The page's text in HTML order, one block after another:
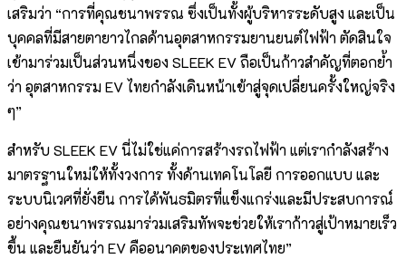
เสริมว่า “การที่คุณชนาพรรณ ซึ่งเป็นทั้งผู้บริหารระดับสูง และเป็น
บุคคลที่มีสายตายาวไกลด้านอุตสาหกรรมยานยนต์ไฟฟ้า ตัดสินใจ
เข้ามาร่วมเป็นส่วนหนึ่งของ SLEEK EV ถือเป็นก้าวสำคัญที่ตอกย้ำ
ว่า อุตสาหกรรม EV ไทยกำลังเดินหน้าเข้าสู่จุดเปลี่ยนครั้งใหญ่จริง
ๆ”
สำหรับ SLEEK EV นี่ไม่ใช่แค่การสร้างรถไฟฟ้า แต่เรากำลังสร้าง
มาตรฐานใหม่ให้ทั้งวงการ ทั้งด้านเทคโนโลยี การออกแบบ และ
ระบบนิเวศที่ยั่งยืน การได้พันธมิตรที่แข็งแกร่งและมีประสบการณ์
อย่างคุณชนาพรรณมาร่วมเสริมทัพจะช่วยให้เราก้าวสู่เป้าหมายเร็ว
ขึ้น และยืนยันว่า EV คืออนาคตของประเทศไทย”